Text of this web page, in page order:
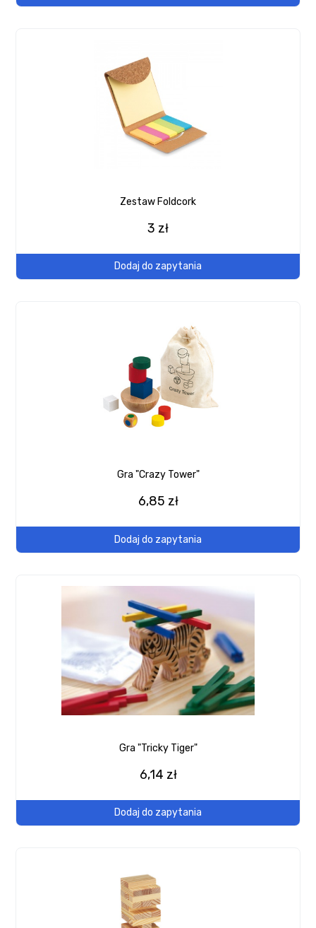
Zestaw Foldcork
3 zł
Dodaj do zapytania
Gra "Crazy Tower"
6,85 zł
Dodaj do zapytania
Gra "Tricky Tiger"
6,14 zł
Dodaj do zapytania